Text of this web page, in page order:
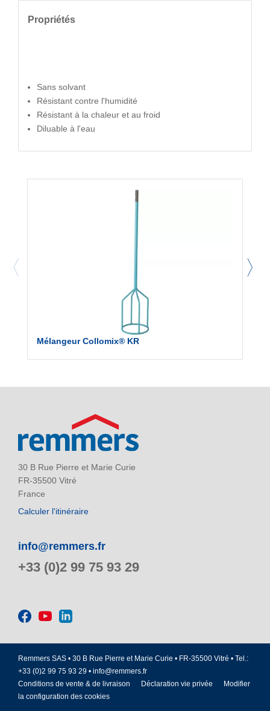
Propriétés
Sans solvant
Résistant contre l'humidité
Résistant à la chaleur et au froid
Diluable à l'eau
Mélangeur Collomix® KR
30 B Rue Pierre et Marie Curie
FR-35500 Vitré
France
Calculer l'itinéraire
info@remmers.fr
+33 (0)2 99 75 93 29
Remmers SAS • 30 B Rue Pierre et Marie Curie • FR-35500 Vitré • Tel.:
+33 (0)2 99 75 93 29 • info@remmers.fr
Conditions de vente & de livraison
Déclaration vie privée
Modifier
la configuration des cookies